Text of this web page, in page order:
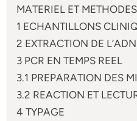
MATERIEL ET METHODES
1 ECHANTILLONS
2 EXTRACTION DE L’ADN
3 PCR EN TEMPS REEL
3.1 PREPARATION DES
3.2 REACTION ET
4 TYPAGE